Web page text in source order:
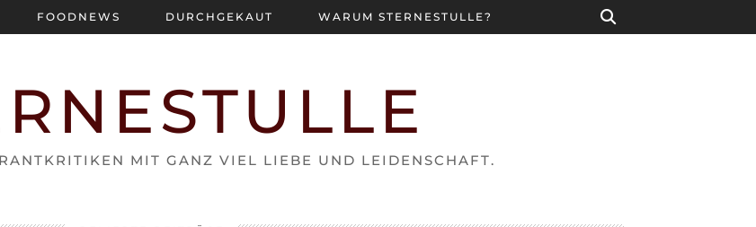
MIT GANZ VIEL LIEBE UND LEIDENSCHAFT.
FOODNEWS DURCHGEKAUT WARUM STERNESTULLE?